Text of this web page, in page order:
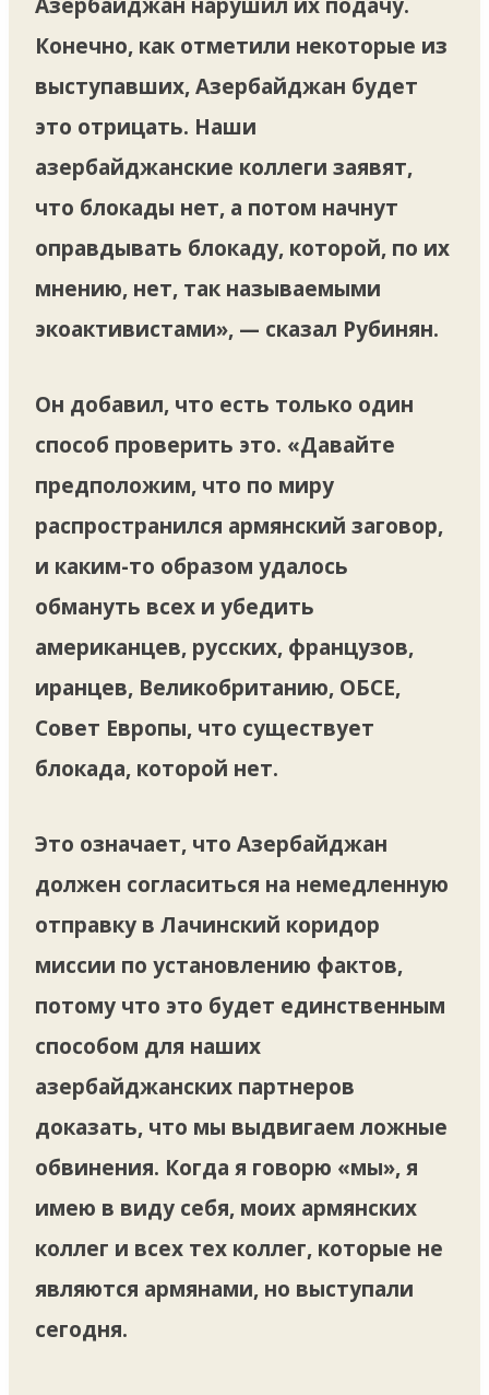
Конечно, как отметили некоторые из
выступавших, Азербайджан будет
это отрицать. Наши
азербайджанские коллеги заявят,
что блокады нет, а потом начнут
оправдывать блокаду, которой, по их
мнению, нет, так называемыми
экоактивистами», — сказал Рубинян.
Он добавил, что есть только один
способ проверить это. «Давайте
предположим, что по миру
распространился армянский заговор,
и каким-то образом удалось
обмануть всех и убедить
американцев, русских, французов,
иранцев, Великобританию, ОБСЕ,
Совет Европы, что существует
блокада, которой нет.
Это означает, что Азербайджан
должен согласиться на немедленную
отправку в Лачинский коридор
миссии по установлению фактов,
потому что это будет единственным
способом для наших
азербайджанских партнеров
доказать, что мы выдвигаем ложные
обвинения. Когда я говорю «мы», я
имею в виду себя, моих армянских
коллег и всех тех коллег, которые не
являются армянами, но выступали
сегодня.